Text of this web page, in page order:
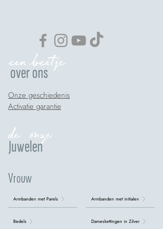
over ons
een beetje
Onze geschiedenis
Activatie garantie
de onze
Juwelen
Vrouw
Armbanden met Parels
Bedels
Armbanden met initialen
Dameskettingen in Zilver